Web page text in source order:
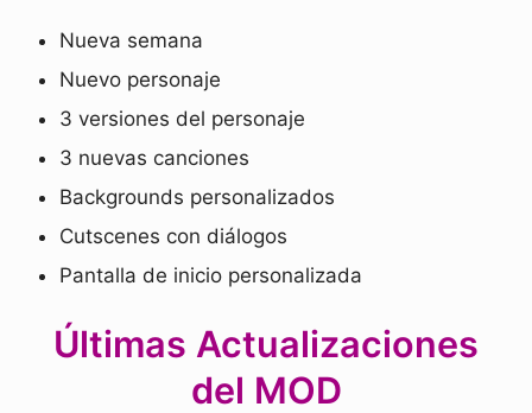
Nueva semana
Nuevo personaje
3 versiones del personaje
3 nuevas canciones
Backgrounds personalizados
Cutscenes con diálogos
Pantalla de inicio personalizada
Últimas Actualizaciones
del MOD